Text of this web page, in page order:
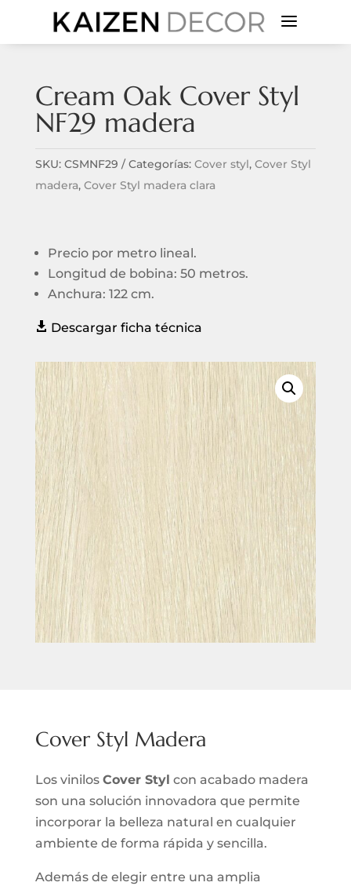
a
Cream Oak Cover Styl
NF29 madera
SKU: CSMNF29 Categorías: Cover styl, Cover Styl
madera, Cover Styl madera clara
Precio por metro lineal.
Longitud de bobina: 50 metros.
Anchura: 122 cm.
 Descargar ficha técnica
Cover Styl Madera
Los vinilos Cover Styl con acabado madera
son una solución innovadora que permite
incorporar la belleza natural en cualquier
ambiente de forma rápida y sencilla.
Además de elegir entre una amplia